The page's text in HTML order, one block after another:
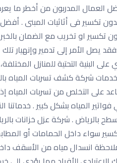
كشف تسربات المياه بالرياض 0533334179 مع
تكسير فى أثاثيات المبنى .
او تخريب مع الضمان
يصل الأمر إلى تدمير وإنهيار
البنية التحتية للمنازل
شركة كشف تسربات المياه
على التخلص من تسربات
المياه بشكل كبير .
بالرياض . شركة عزل خزانات
سواء داخل الحمامات أو
انسدال مياه من الأسقف